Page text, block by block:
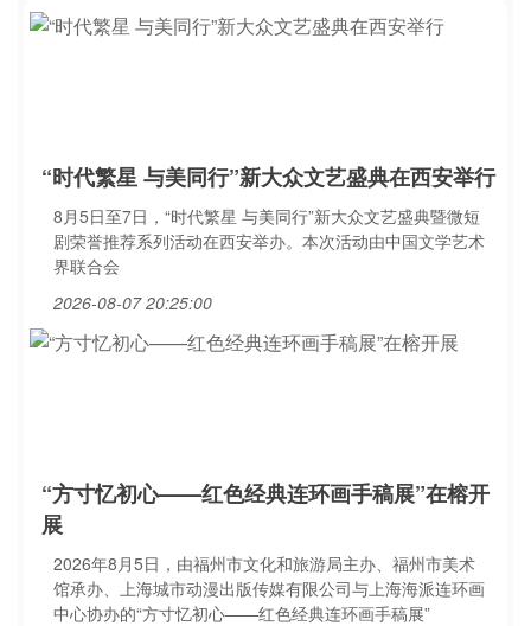
“时代繁星 与美同行”新大众文艺盛典在西安举行
8月5日至7日，“时代繁星 与美同行”新大众文艺盛典暨微短
剧荣誉推荐系列活动在西安举办。本次活动由中国文学艺术
界联合会
2026-08-07 20:25:00
“方寸忆初心——红色经典连环画手稿展”在榕开
展
2026年8月5日，由福州市文化和旅游局主办、福州市美术
馆承办、上海城市动漫出版传媒有限公司与上海海派连环画
中心协办的“方寸忆初心——红色经典连环画手稿展”